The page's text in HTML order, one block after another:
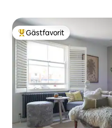
Populär gästfavorit
Gästfavorit